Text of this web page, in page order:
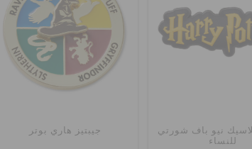
نيو باف شورتي
للنساء
جيبتيز هاري بوتر